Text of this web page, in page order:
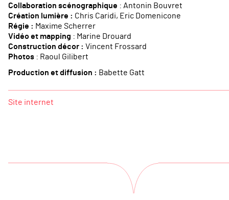
Collaboration scénographique : Antonin Bouvret
Création lumière : Chris Caridi, Eric Domenicone
Régie : Maxime Scherrer
Vidéo et mapping : Marine Drouard
Construction décor : Vincent Frossard
Photos : Raoul Gilibert
Production et diffusion : Babette Gatt
Site internet